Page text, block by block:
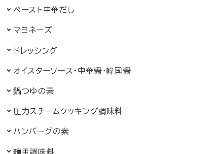
ペースト中華だし
マヨネーズ
ドレッシング
オイスターソース・ 中華醤・韓国醤中華じゃん・韓国じゃん
鍋つゆの素
圧力スチームクッキング調味料
ハンバーグの素
麺用調味料